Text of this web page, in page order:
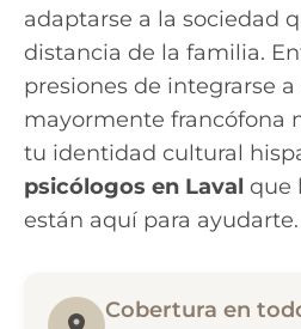
adaptarse a la sociedad
distancia de la familia.
presiones de integrarse
mayormente francófona
tu identidad cultural
psicólogos en Laval que
están aquí para ayudarte.
Cobertura en